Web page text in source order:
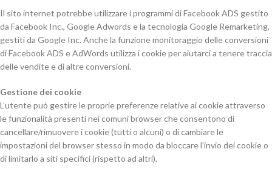
Il sito internet potrebbe utilizzare i programmi di Facebook ADS gestito
da Facebook Inc., Google Adwords e la tecnologia Google Remarketing,
gestiti da Google Inc. Anche la funzione monitoraggio delle conversioni
di Facebook ADS e AdWords utilizza i cookie per aiutarci a tenere traccia
delle vendite e di altre conversioni.
Gestione dei cookie
L’utente può gestire le proprie preferenze relative ai cookie attraverso
le funzionalità presenti nei comuni browser che consentono di
cancellare/rimuovere i cookie (tutti o alcuni) o di cambiare le
impostazioni del browser stesso in modo da bloccare l’invio dei cookie o
di limitarlo a siti specifici (rispetto ad altri).